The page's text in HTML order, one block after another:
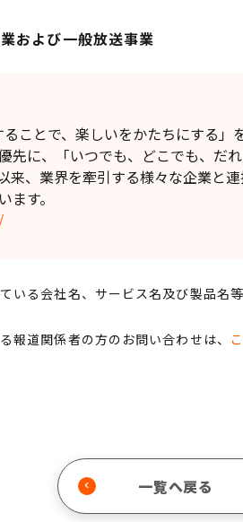
および一般放送事業
ことで、楽しいをかたちにする」
先に、「いつでも、どこでも、だ
来、業界を牽引する様々な企業と
す。
いる会社名、サービス名及び製品名
報道関係者の方のお問い合わせは、
一覧へ戻る